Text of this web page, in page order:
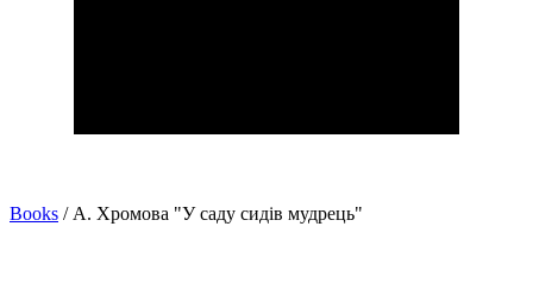
Books / А. Хромова "У саду сидів мудрець"